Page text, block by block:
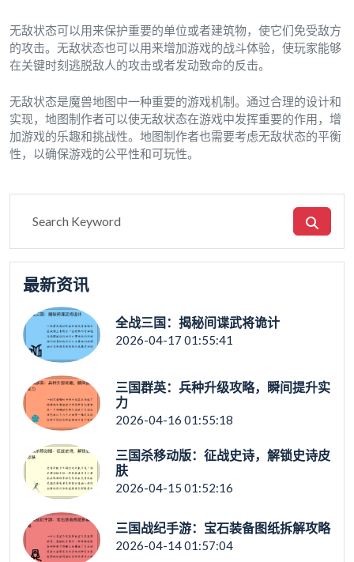
无敌状态可以用来保护重要的单位或者建筑物，使它们免受敌方
的攻击。无敌状态也可以用来增加游戏的战斗体验，使玩家能够
在关键时刻逃脱敌人的攻击或者发动致命的反击。
无敌状态是魔兽地图中一种重要的游戏机制。通过合理的设计和
实现，地图制作者可以使无敌状态在游戏中发挥重要的作用，增
加游戏的乐趣和挑战性。地图制作者也需要考虑无敌状态的平衡
性，以确保游戏的公平性和可玩性。
最新资讯
全战三国：揭秘间谍武将诡计
2026-04-17 01:55:41
三国群英：兵种升级攻略，瞬间提升实
力
2026-04-16 01:55:18
三国杀移动版：征战史诗，解锁史诗皮
肤
2026-04-15 01:52:16
三国战纪手游：宝石装备图纸拆解攻略
2026-04-14 01:57:04